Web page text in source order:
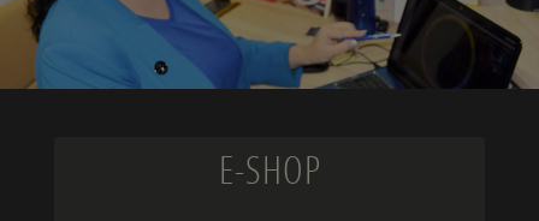
E-SHOP